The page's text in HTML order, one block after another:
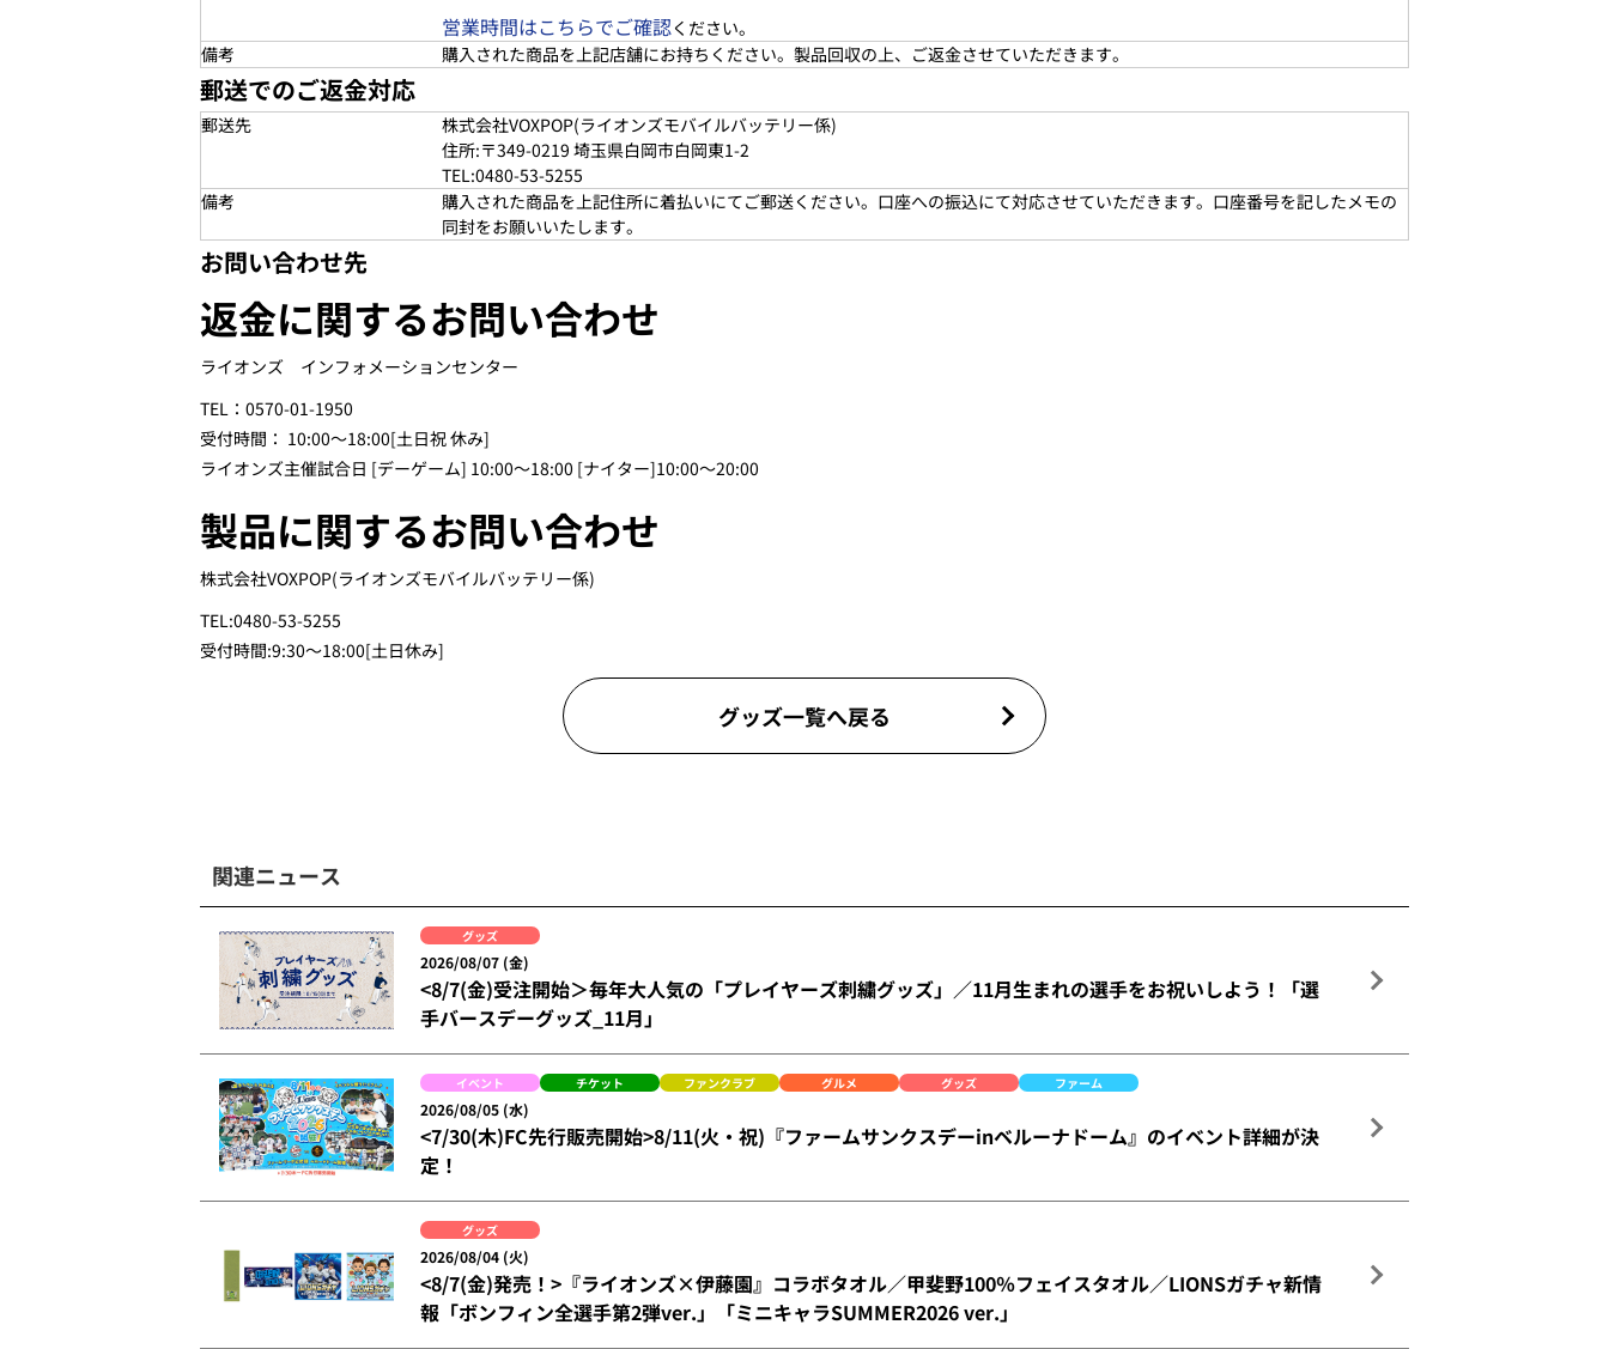
営業時間はこちらでご確認ください。
備考
購入された商品を上記店舗にお持ちください。製品回収の上、ご返金させていただきます。
郵送でのご返金対応
郵送先
株式会社VOXPOP(ライオンズモバイルバッテリー係)
住所:〒349-0219 埼玉県白岡市白岡東1-2
TEL:0480-53-5255
備考
購入された商品を上記住所に着払いにてご郵送ください。口座への振込にて対応させていただきます。口座番号を記したメモの
同封をお願いいたします。
お問い合わせ先
返金に関するお問い合わせ
ライオンズ インフォメーションセンター
TEL：0570-01-1950
受付時間： 10:00～18:00[土日祝 休み]
ライオンズ主催試合日 [デーゲーム] 10:00～18:00 [ナイター]10:00～20:00
製品に関するお問い合わせ
株式会社VOXPOP(ライオンズモバイルバッテリー係)
TEL:0480-53-5255
受付時間:9:30～18:00[土日休み]
グッズ一覧へ戻る
関連ニュース
グッズ
2026/08/07 (金)
<8/7(金)受注開始＞毎年大人気の「プレイヤーズ刺繍グッズ」／11月生まれの選手をお祝いしよう！「選
手バースデーグッズ_11月」
イベント チケット ファンクラブ グルメ グッズ ファーム
2026/08/05 (水)
<7/30(木)FC先行販売開始>8/11(火・祝)『ファームサンクスデーinベルーナドーム』のイベント詳細が決
定！
グッズ
2026/08/04 (火)
<8/7(金)発売！>『ライオンズ×伊藤園』コラボタオル／甲斐野100％フェイスタオル／LIONSガチャ新情
報「ボンフィン全選手第2弾ver.」「ミニキャラSUMMER2026 ver.」